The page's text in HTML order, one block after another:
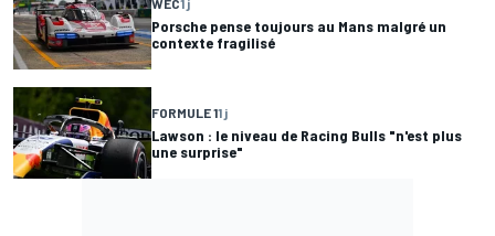
WEC1 j
Porsche pense toujours au Mans malgré un
contexte fragilisé
FORMULE 11 j
Lawson : le niveau de Racing Bulls "n'est plus
une surprise"